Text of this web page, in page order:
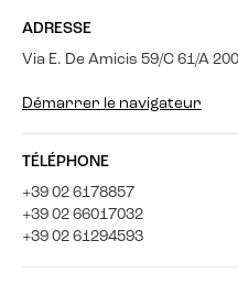
ADRESSE
Via E. De Amicis 59/C 61/A
Démarrer le navigateur
TÉLÉPHONE
+39 02 6178857
+39 02 66017032
+39 02 61294593